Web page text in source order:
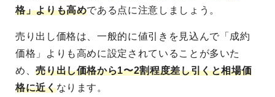
格」よりも高めである点に注意しましょう。
売り出し価格は、一般的に値引きを見込んで「成約
価格」よりも高めに設定されていることが多いた
め、売り出し価格から1〜2割程度差し引くと相場価
格に近くなります。